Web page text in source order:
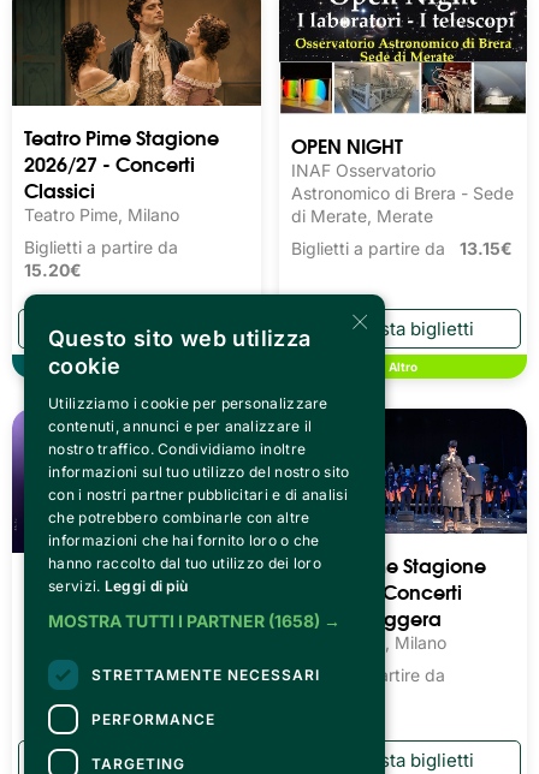
Teatro Pime Stagione
2026/27 - Concerti
Classici
Teatro Pime, Milano
Biglietti a partire da
15.20€
Teatro
OPEN NIGHT
INAF Osservatorio
Astronomico di Brera - Sede
di Merate, Merate
Biglietti a partire da 13.15€
Altro
Fiorella Canta Fabrizio E
Ivano: Anime Salve
Teatro Pime Stagione
2026/27 - Concerti
Musica Leggera
Teatro Pime, Milano
Biglietti a partire da
×
Questo sito web utilizza
cookie
Utilizziamo i cookie per personalizzare
contenuti, annunci e per analizzare il
nostro traffico. Condividiamo inoltre
informazioni sul tuo utilizzo del nostro sito
con i nostri partner pubblicitari e di analisi
che potrebbero combinarle con altre
informazioni che hai fornito loro o che
hanno raccolto dal tuo utilizzo dei loro
servizi. Leggi di più
MOSTRA TUTTI I PARTNER (1658) →
STRETTAMENTE NECESSARI
PERFORMANCE
TARGETING